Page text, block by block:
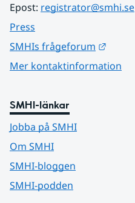
Epost: registrator@smhi.se
Press
SMHIs frågeforum
Mer kontaktinformation
SMHI-länkar
Jobba på SMHI
Om SMHI
SMHI-bloggen
SMHI-podden